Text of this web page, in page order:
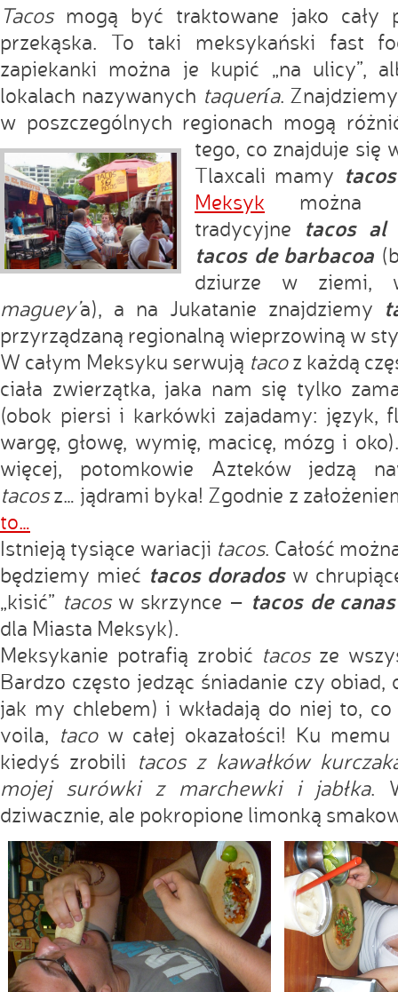
Tacosmogą być traktowane jako cały
przekąska. To taki meksykański fast
zapiekanki można je kupić „na ulicy”,
lokalach nazywanych taquería.
w poszczególnych regionach mogą
tego, co znajduje się
Tlaxcali mamy
Meksyk można
tradycyjne tacos al
tacos de barbacoa
dziurze w ziemi,
maguey’a), a na Jukatanie znajdziemy
przyrządzaną regionalną wieprzowiną w
W całym Meksyku serwują tacoz każdą
ciała zwierzątka, jaka nam się tylko
(obok piersi i karkówki zajadamy: język,
wargę, głowę, wymię, macicę, mózg i
więcej, potomkowie Azteków jedzą
tacosz… jądrami byka! Zgodnie z
to…
Istnieją tysiące wariacji tacos. Całość
będziemy mieć tacos doradosw
„kisić” tacosw skrzynce – tacos de
dla Miasta Meksyk).
Meksykanie potrafią zrobić tacosze
Bardzo często jedząc śniadanie czy
jak my chlebem) i wkładają do niej to,
voila, tacow całej okazałości! Ku
kiedyś zrobili tacos z kawałków
mojej surówki z marchewki i jabłka.
dziwacznie, ale pokropione limonką